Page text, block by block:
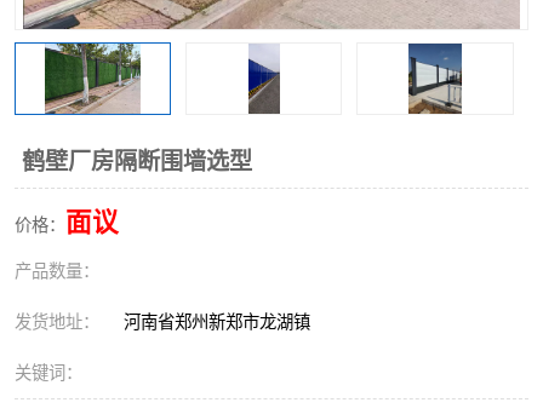
鹤壁厂房隔断围墙选型
价格： 面议
产品数量：
发货地址： 河南省郑州新郑市龙湖镇
关键词：